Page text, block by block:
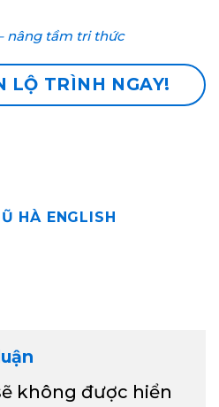
nâng tầm tri thức
LỘ TRÌNH NGAY!
HÀ ENGLISH
không được hiển